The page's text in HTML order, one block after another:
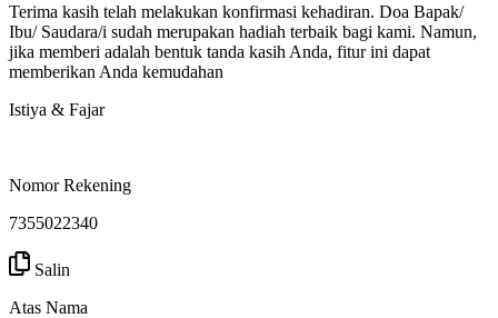
Terima kasih telah melakukan konfirmasi kehadiran. Doa Bapak/
Ibu/ Saudara/i sudah merupakan hadiah terbaik bagi kami. Namun,
jika memberi adalah bentuk tanda kasih Anda, fitur ini dapat
memberikan Anda kemudahan
Istiya & Fajar
Nomor Rekening
7355022340
Salin
Atas Nama